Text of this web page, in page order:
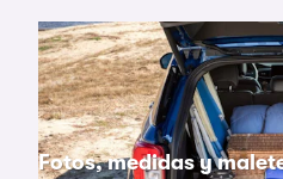
Fotos, medidas y